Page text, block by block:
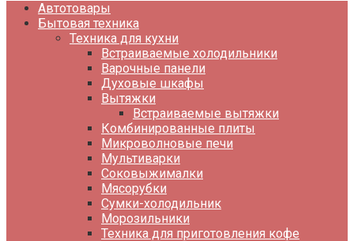
Автотовары
Бытовая техника
Техника для кухни
Встраиваемые холодильники
Варочные панели
Духовые шкафы
Вытяжки
Встраиваемые вытяжки
Комбинированные плиты
Микроволновые печи
Мультиварки
Соковыжималки
Мясорубки
Сумки-холодильник
Морозильники
Техника для приготовления кофе